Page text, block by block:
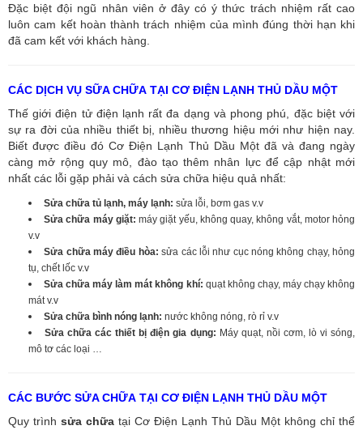
Đặc biệt đội ngũ nhân viên ở đây có ý thức trách nhiệm rất cao
luôn cam kết hoàn thành trách nhiệm của mình đúng thời hạn khi
đã cam kết với khách hàng.
CÁC DỊCH VỤ SỮA CHỮA TẠI CƠ ĐIỆN LẠNH THỦ DẦU MỘT
Thế giới điện tử điện lạnh rất đa dạng và phong phú, đặc biệt với
sự ra đời của nhiều thiết bị, nhiều thương hiệu mới như hiện nay.
Biết được điều đó Cơ Điện Lạnh Thủ Dầu Một đã và đang ngày
càng mở rộng quy mô, đào tạo thêm nhân lực để cập nhật mới
nhất các lỗi gặp phải và cách sửa chữa hiệu quả nhất:
Sửa chữa tủ lạnh, máy lạnh: sửa lỗi, bơm gas v.v
Sửa chữa máy giặt:máy giặt yếu, không quay, không vắt, motor hỏng
v.v
Sửa chữa máy điều hòa: sửa các lỗi như cục nóng không chạy, hỏng
tụ, chết lốc v.v
Sửa chữa máy làm mát không khí: quạt không chạy, máy chạy không
mát v.v
Sửa chữa bình nóng lạnh: nước không nóng, rò rỉ v.v
Sửa chữa các thiết bị điện gia dụng: Máy quạt, nồi cơm, lò vi sóng,
mô tơ các loại …
CÁC BƯỚC SỬA CHỮA TẠI CƠ ĐIỆN LẠNH THỦ DẦU MỘT
Quy trình sửa chữa tại Cơ Điện Lạnh Thủ Dầu Một không chỉ thể